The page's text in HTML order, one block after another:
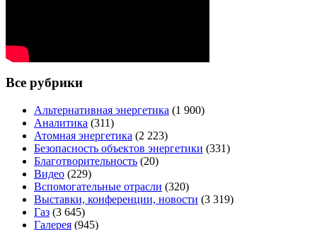
Все рубрики
Альтернативная энергетика (1 900)
Аналитика (311)
Атомная энергетика (2 223)
Безопасность объектов энергетики (331)
Благотворительность (20)
Видео (229)
Вспомогательные отрасли (320)
Выставки, конференции, новости (3 319)
Газ (3 645)
Галерея (945)